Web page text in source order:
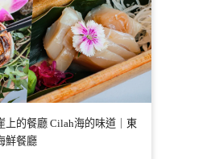
上的餐廳 Cilah海的味道｜東
鮮餐廳